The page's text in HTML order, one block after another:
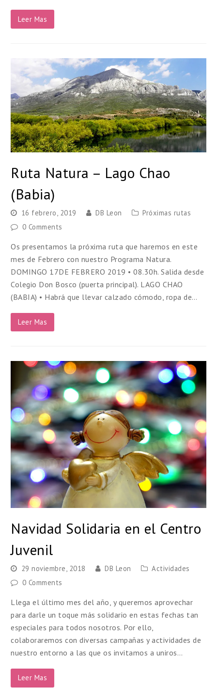
Leer Mas
Ruta Natura – Lago Chao
(Babia)
16 febrero, 2019 DB Leon
Próximas rutas
0 Comments
Os presentamos la próxima ruta que haremos en este
mes de Febrero con nuestro Programa Natura.
DOMINGO 17DE FEBRERO 2019 • 08.30h. Salida desde
Colegio Don Bosco (puerta principal). LAGO CHAO
(BABIA) • Habrá que llevar calzado cómodo, ropa de…
Leer Mas
Navidad Solidaria en el Centro
Juvenil
29 noviembre, 2018 DB Leon
Actividades
0 Comments
Llega el último mes del año, y queremos aprovechar
para darle un toque más solidario en estas fechas tan
especiales para todos nosotros. Por ello,
colaboraremos con diversas campañas y actividades de
nuestro entorno a las que os invitamos a uniros…
Leer Mas